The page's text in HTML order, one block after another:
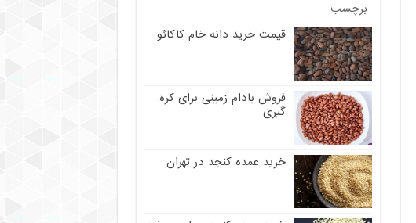
برچسب
قیمت خرید دانه خام کاکائو
فروش بادام زمینی برای کره
گیری
خرید عمده کنجد در تهران